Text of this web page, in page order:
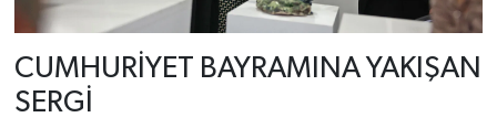
CUMHURİYET BAYRAMINA YAKIŞAN
SERGİ